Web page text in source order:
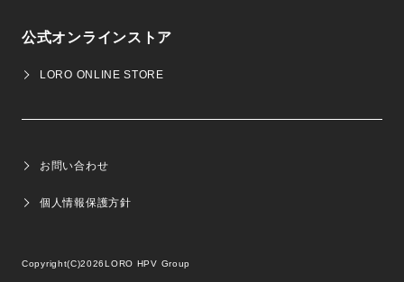
公式オンラインストア
LORO ONLINE STORE
お問い合わせ
個人情報保護方針
Copyright(C)2026LORO HPV Group